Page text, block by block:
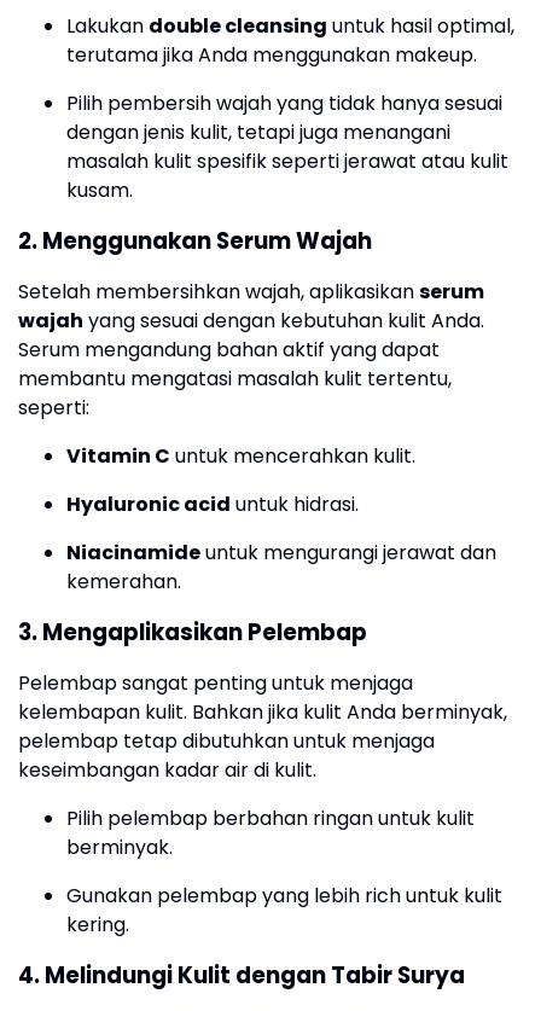
Lakukan double cleansing untuk hasil optimal,
terutama jika Anda menggunakan makeup.
Pilih pembersih wajah yang tidak hanya sesuai
dengan jenis kulit, tetapi juga menangani
masalah kulit spesifik seperti jerawat atau kulit
kusam.
2.Menggunakan Serum Wajah
Setelah membersihkan wajah, aplikasikanserum
wajah yang sesuai dengan kebutuhan kulit Anda.
Serum mengandung bahan aktif yang dapat
membantu mengatasi masalah kulit tertentu,
seperti:
Vitamin C untuk mencerahkan kulit.
Hyaluronic acid untuk hidrasi.
Niacinamideuntuk mengurangi jerawat dan
kemerahan.
3.Mengaplikasikan Pelembap
Pelembap sangat penting untuk menjaga
kelembapan kulit. Bahkan jika kulit Anda berminyak,
pelembap tetap dibutuhkan untuk menjaga
keseimbangan kadar air di kulit.
Pilih pelembap berbahan ringan untuk kulit
berminyak.
Gunakan pelembap yang lebih rich untuk kulit
kering.
4.Melindungi Kulit dengan Tabir Surya